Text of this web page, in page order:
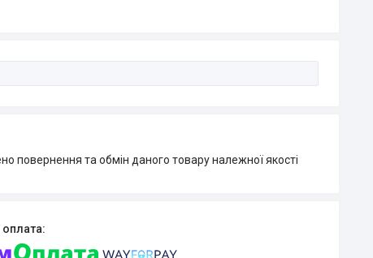
повернення та обмін даного товару належної якості